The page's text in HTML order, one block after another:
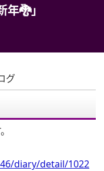
🐉」
グ
diary/detail/1022